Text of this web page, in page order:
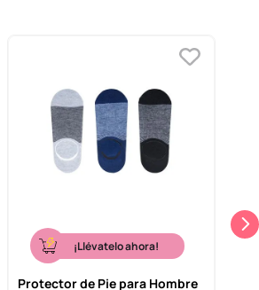
¡Llévatelo ahora!
Protector de Pie para Hombre